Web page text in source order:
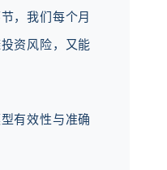
，我们每个月
资风险，又能
有效性与准确